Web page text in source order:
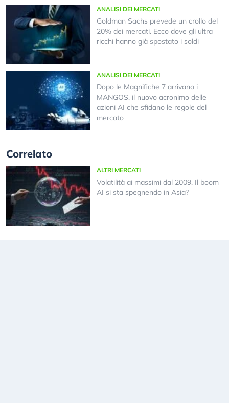
ANALISI DEI MERCATI
Goldman Sachs prevede un crollo del
20% dei mercati. Ecco dove gli ultra
ricchi hanno già spostato i soldi
ANALISI DEI MERCATI
Dopo le Magnifiche 7 arrivano i
MANGOS, il nuovo acronimo delle
azioni AI che sfidano le regole del
mercato
Correlato
ALTRI MERCATI
Volatilità ai massimi dal 2009. Il boom
AI si sta spegnendo in Asia?